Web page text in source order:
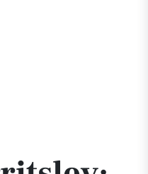
workshops i den